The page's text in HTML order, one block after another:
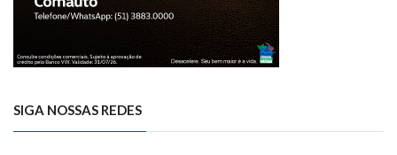
SIGA NOSSAS REDES